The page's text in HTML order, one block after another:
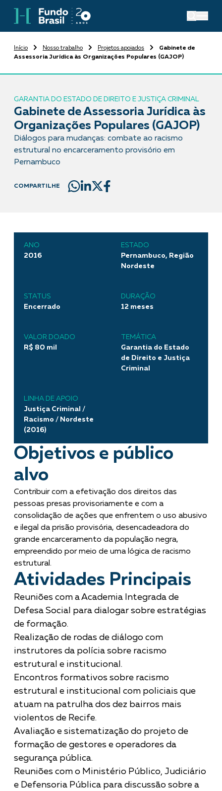
Início Nosso trabalho Projetos apoiados
Gabinete de
Assessoria Jurídica às Organizações Populares (GAJOP)
GARANTIA DO ESTADO DE DIREITO E JUSTIÇA CRIMINAL
Gabinete de Assessoria Jurídica às
Organizações Populares (GAJOP)
Diálogos para mudanças: combate ao racismo
estrutural no encarceramento provisório em
Pernambuco
COMPARTILHE
ANO
2016
ESTADO
Pernambuco, Região
Nordeste
STATUS
Encerrado
DURAÇÃO
12 meses
VALOR DOADO
R$ 80 mil
TEMÁTICA
Garantia do Estado
de Direito e Justiça
Criminal
LINHA DE APOIO
Justiça Criminal /
Racismo / Nordeste
(2016)
Objetivos e público
alvo
Contribuir com a efetivação dos direitos das
pessoas presas provisoriamente e com a
consolidação de ações que enfrentem o uso abusivo
e ilegal da prisão provisória, desencadeadora do
grande encarceramento da população negra,
empreendido por meio de uma lógica de racismo
estrutural.
Atividades Principais
Reuniões com a Academia Integrada de
Defesa Social para dialogar sobre estratégias
de formação.
Realização de rodas de diálogo com
instrutores da polícia sobre racismo
estrutural e institucional.
Encontros formativos sobre racismo
estrutural e institucional com policiais que
atuam na patrulha dos dez bairros mais
violentos de Recife.
Avaliação e sistematização do projeto de
formação de gestores e operadores da
segurança pública.
Reuniões com o Ministério Público, Judiciário
e Defensoria Pública para discussão sobre a